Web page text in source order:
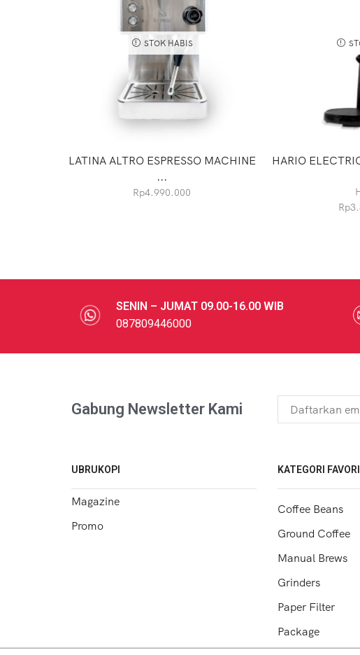
STOK HABIS
LATINA ALTRO ESPRESSO MACHINE
...
Rp4.990.000
HARIO
Rp
SENIN – JUMAT 09.00-16.00 WIB
087809446000
Gabung Newsletter Kami
UBRUKOPI
Magazine
Promo
KATEGORI
Coffee Beans
Ground Coffee
Manual Brews
Grinders
Paper Filter
Package